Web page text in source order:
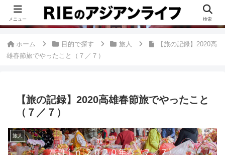
このブログは、台湾が好きすぎて移住したRieがグルメ、観光、生活・ビジネ
ス情報、アジア旅経験などをまとめた台湾ブログです。
ホーム 目的で探す 旅人
【旅の記録】2020高
雄春節旅でやったこと（７／７）
【旅の記録】2020高雄春節旅でやったこと
（７／７）
旅人
メニュー 検索